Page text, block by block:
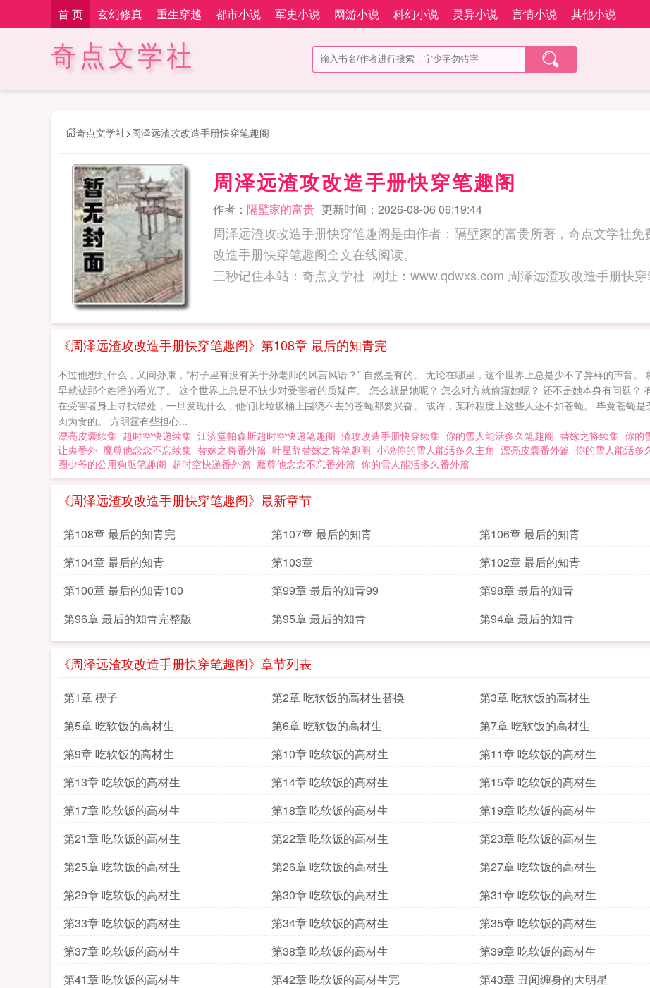
首 页 玄幻修真 重生穿越 都市小说 军史小说 网游小说 科幻小说 灵异小说 言情小说 其他小说
奇点文学社
奇点文学社>周泽远渣攻改造手册快穿笔趣阁
周泽远渣攻改造手册快穿笔趣阁
作者： 隔壁家的富贵 更新时间：2026-08-06 06:19:44
周泽远渣攻改造手册快穿笔趣阁是由作者：隔壁家的富贵所著，奇点文学社免
改造手册快穿笔趣阁全文在线阅读。
三秒记住本站：奇点文学社 网址：www.qdwxs.com 周泽远渣攻
《周泽远渣攻改造手册快穿笔趣阁》第108章 最后的知青完
不过他想到什么，又问孙康，“村子里有没有关于孙老师的风言风语？” 自然是有的。 无论在哪里，这个世界上总是少不了异样的声音
早就被那个姓潘的看光了。 这个世界上总是不缺少对受害者的质疑声。 怎么就是她呢？ 怎么对方就偷窥她呢？ 还不是她本身有问题？
在受害者身上寻找错处，一旦发现什么，他们比垃圾桶上围绕不去的苍蝇都要兴奋。 或许，某种程度上这些人还不如苍蝇。 毕竟苍蝇
肉为食的。 方明霆有些担心...
漂亮皮囊续集 超时空快递续集 江济堂帕森斯超时空快递笔趣阁 渣攻改造手册快穿续集 你的雪人能活多久笔趣阁 替嫁之将续集 你的
让夷番外 魔尊他念念不忘续集 替嫁之将番外篇 叶星辞替嫁之将笔趣阁 小说你的雪人能活多久主角 漂亮皮囊番外篇 你的雪人能活多
圈少爷的公用狗腿笔趣阁 超时空快递番外篇 魔尊他念念不忘番外篇 你的雪人能活多久番外篇
《周泽远渣攻改造手册快穿笔趣阁》最新章节
第108章 最后的知青完 第107章 最后的知青 第106章 最后的知青
第104章 最后的知青
第103章 第102章 最后的知青
第100章 最后的知青100
第99章 最后的知青99 第98章 最后的知青
第96章 最后的知青完整版
第95章 最后的知青 第94章 最后的知青
《周泽远渣攻改造手册快穿笔趣阁》章节列表
第1章 楔子 第2章 吃软饭的高材生替换 第3章 吃软饭的高材生
第5章 吃软饭的高材生
第6章 吃软饭的高材生 第7章 吃软饭的高材生
第9章 吃软饭的高材生
第10章 吃软饭的高材生 第11章 吃软饭的高材生
第13章 吃软饭的高材生
第14章 吃软饭的高材生 第15章 吃软饭的高材生
第17章 吃软饭的高材生
第18章 吃软饭的高材生 第19章 吃软饭的高材生
第21章 吃软饭的高材生
第22章 吃软饭的高材生 第23章 吃软饭的高材生
第25章 吃软饭的高材生
第26章 吃软饭的高材生 第27章 吃软饭的高材生
第29章 吃软饭的高材生
第30章 吃软饭的高材生 第31章 吃软饭的高材生
第33章 吃软饭的高材生
第34章 吃软饭的高材生 第35章 吃软饭的高材生
第37章 吃软饭的高材生
第38章 吃软饭的高材生 第39章 吃软饭的高材生
第41章 吃软饭的高材生
第42章 吃软饭的高材生完 第43章 丑闻缠身的大明星